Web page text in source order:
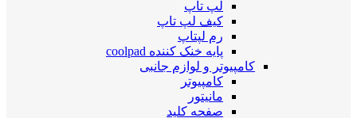
لپ تاپ
کیف لپ تاپ
رم لپتاپ
پایه خنک کننده coolpad
کامپیوتر و لوازم جانبی
کامپیوتر
مانیتور
صفحه کلید